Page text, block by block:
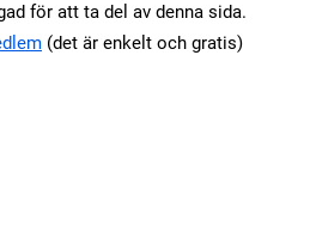
för att ta del av denna sida.
(det är enkelt och gratis)